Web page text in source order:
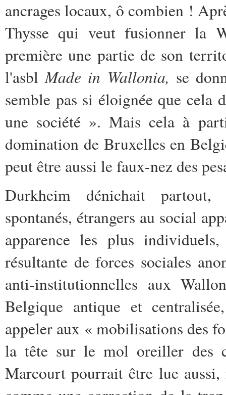
ancrages locaux, ô combien !
Thysse qui veut fusionner la
première une partie de son
l'asblMade in Wallonia, se
semble pas si éloignée que cela
une société ». Mais cela à
domination de Bruxelles en
peut être aussi le faux-nez des
Durkheim dénichait partout,
spontanés, étrangers au social
apparence les plus
résultante de forces sociales
anti-institutionnelles aux
Belgique antique et
appeler aux « mobilisations des
la tête sur le mol oreiller des
Marcourt pourrait être lue